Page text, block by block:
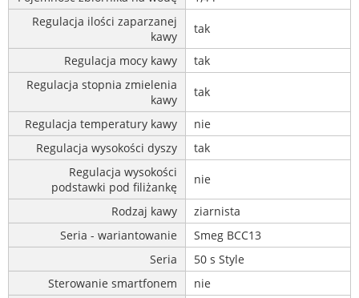
Regulacja ilości zaparzanej
kawy
tak
Regulacja mocy kawy
tak
Regulacja stopnia zmielenia
kawy
tak
Regulacja temperatury kawy
nie
Regulacja wysokości dyszy
tak
Regulacja wysokości
podstawki pod filiżankę
nie
Rodzaj kawy
ziarnista
Seria - wariantowanie
Smeg BCC13
Seria
50 s Style
Sterowanie smartfonem
nie